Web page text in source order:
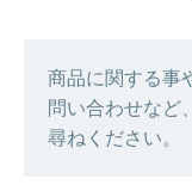
商品に関する事
問い合わせなど
尋ねください。